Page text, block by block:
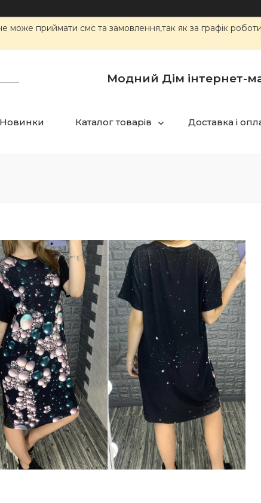
не може приймати смс та замовлення,так як за
Модний Дім інтернет-
Новинки Каталог товарів Доставка і